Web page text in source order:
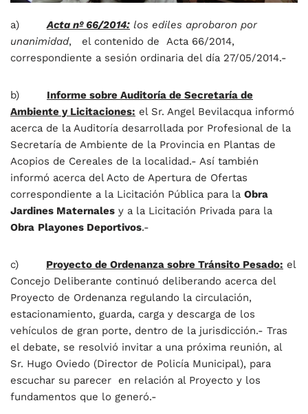
a)Acta nº 66/2014: los ediles aprobaron por
unanimidad, el contenido de Acta 66/2014,
correspondiente a sesión ordinaria del día 27/05/2014.-
b) Informe sobre Auditoría de Secretaría de
Ambiente y Licitaciones: el Sr. Angel Bevilacqua informó
acerca de la Auditoría desarrollada por Profesional de la
Secretaría de Ambiente de la Provincia en Plantas de
Acopios de Cereales de la localidad.- Así también
informó acerca del Acto de Apertura de Ofertas
correspondiente a la Licitación Pública para la Obra
Jardines Maternales y a la Licitación Privada para la
Obra Playones Deportivos.-
c) Proyecto de Ordenanza sobre Tránsito Pesado: el
Concejo Deliberante continuó deliberando acerca del
Proyecto de Ordenanza regulando la circulación,
estacionamiento, guarda, carga y descarga de los
vehículos de gran porte, dentro de la jurisdicción.- Tras
el debate, se resolvió invitar a una próxima reunión, al
Sr. Hugo Oviedo (Director de Policía Municipal), para
escuchar su parecer en relación al Proyecto y los
fundamentos que lo generó.-